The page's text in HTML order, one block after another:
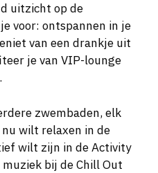
uitzicht op de
voor: ontspannen in je
van een drankje uit
je van VIP-lounge
zwembaden, elk
wilt relaxen in de
wilt zijn in de Activity
bij de Chill Out